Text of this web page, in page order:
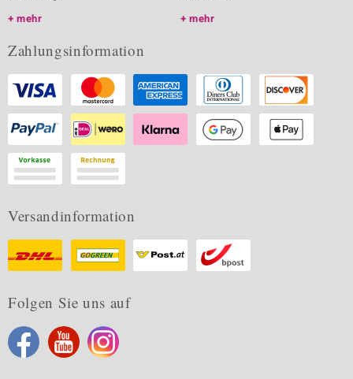
mehr
mehr
Zahlungsinformation
Versandinformation
Folgen Sie uns auf